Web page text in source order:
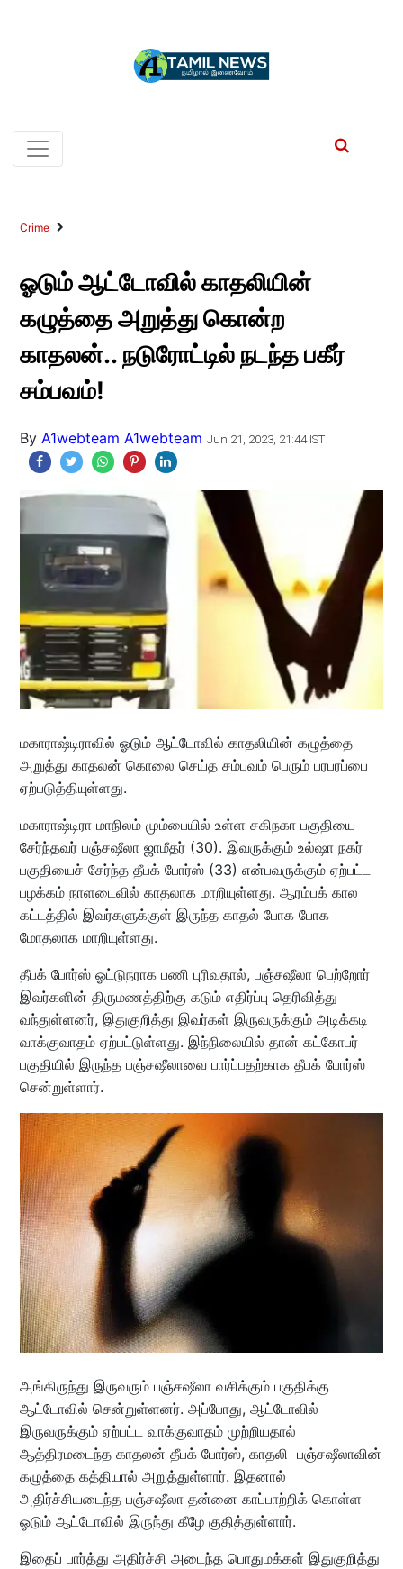
Crime
ஓடும் ஆட்டோவில் காதலியின்
கழுத்தை அறுத்து கொன்ற
காதலன்.. நடுரோட்டில் நடந்த பகீர்
சம்பவம்!
By A1webteam A1webteam Jun 21, 2023, 21:44 IST
மகாராஷ்டிராவில் ஓடும் ஆட்டோவில் காதலியின் கழுத்தை
அறுத்து காதலன் கொலை செய்த சம்பவம் பெரும் பரபரப்பை
ஏற்படுத்தியுள்ளது.
மகாராஷ்டிரா மாநிலம் மும்பையில் உள்ள சகிநகா பகுதியை
சேர்ந்தவர் பஞ்சஷீலா ஜாமீதர் (30). இவருக்கும் உல்ஷா நகர்
பகுதியைச் சேர்ந்த தீபக் போர்ஸ் (33) என்பவருக்கும் ஏற்பட்ட
பழக்கம் நாளடைவில் காதலாக மாறியுள்ளது. ஆரம்பக் கால
கட்டத்தில் இவர்களுக்குள் இருந்த காதல் போக போக
மோதலாக மாறியுள்ளது.
தீபக் போர்ஸ் ஓட்டுநராக பணி புரிவதால், பஞ்சஷீலா பெற்றோர்
இவர்களின் திருமணத்திற்கு கடும் எதிர்ப்பு தெரிவித்து
வந்துள்ளனர், இதுகுறித்து இவர்கள் இருவருக்கும் அடிக்கடி
வாக்குவாதம் ஏற்பட்டுள்ளது. இந்நிலையில் தான் கட்கோபர்
பகுதியில் இருந்த பஞ்சஷீலாவை பார்ப்பதற்காக தீபக் போர்ஸ்
சென்றுள்ளார்.
அங்கிருந்து இருவரும் பஞ்சஷீலா வசிக்கும் பகுதிக்கு
ஆட்டோவில் சென்றுள்ளனர். அப்போது, ஆட்டோவில்
இருவருக்கும் ஏற்பட்ட வாக்குவாதம் முற்றியதால்
ஆத்திரமடைந்த காதலன் தீபக் போர்ஸ், காதலி பஞ்சஷீலாவின்
கழுத்தை கத்தியால் அறுத்துள்ளார். இதனால்
அதிர்ச்சியடைந்த பஞ்சஷீலா தன்னை காப்பாற்றிக் கொள்ள
ஓடும் ஆட்டோவில் இருந்து கீழே குதித்துள்ளார்.
இதைப் பார்த்து அதிர்ச்சி அடைந்த பொதுமக்கள் இதுகுறித்து